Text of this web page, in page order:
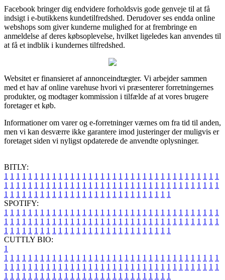
Facebook bringer dig endvidere forholdsvis gode genveje til at få
indsigt i e-butikkens kundetilfredshed. Derudover ses endda online
webshops som giver kunderne mulighed for at frembringe en
anmeldelse af deres købsoplevelse, hvilket ligeledes kan anvendes til
at få et indblik i kundernes tilfredshed.
Websitet er finansieret af annonceindtægter. Vi arbejder sammen
med et hav af online varehuse hvori vi præsenterer forretningernes
produkter, og modtager kommission i tilfælde af at vores brugere
foretager et køb.
Informationer om varer og e-forretninger værnes om fra tid til anden,
men vi kan desværre ikke garantere imod justeringer der muligvis er
foretaget siden vi nyligst opdaterede de anvendte oplysninger.
BITLY:
1 1 1 1 1 1 1 1 1 1 1 1 1 1 1 1 1 1 1 1 1 1 1 1 1 1 1 1 1 1 1 1 1 1 1 1
1 1 1 1 1 1 1 1 1 1 1 1 1 1 1 1 1 1 1 1 1 1 1 1 1 1 1 1 1 1 1 1 1 1 1 1
1 1 1 1 1 1 1 1 1 1 1 1 1 1 1 1 1 1 1 1 1 1 1 1 1 1 1 1
SPOTIFY:
1 1 1 1 1 1 1 1 1 1 1 1 1 1 1 1 1 1 1 1 1 1 1 1 1 1 1 1 1 1 1 1 1 1 1 1
1 1 1 1 1 1 1 1 1 1 1 1 1 1 1 1 1 1 1 1 1 1 1 1 1 1 1 1 1 1 1 1 1 1 1 1
1 1 1 1 1 1 1 1 1 1 1 1 1 1 1 1 1 1 1 1 1 1 1 1 1 1 1 1
CUTTLY BIO:
1
1 1 1 1 1 1 1 1 1 1 1 1 1 1 1 1 1 1 1 1 1 1 1 1 1 1 1 1 1 1 1 1 1 1 1 1
1 1 1 1 1 1 1 1 1 1 1 1 1 1 1 1 1 1 1 1 1 1 1 1 1 1 1 1 1 1 1 1 1 1 1 1
1 1 1 1 1 1 1 1 1 1 1 1 1 1 1 1 1 1 1 1 1 1 1 1 1 1 1 1